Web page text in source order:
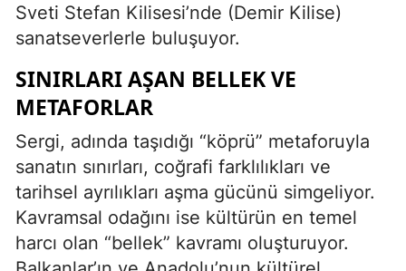
Sveti Stefan Kilisesi’nde (Demir Kilise)
sanatseverlerle buluşuyor.
SINIRLARI AŞAN BELLEK VE
METAFORLAR
Sergi, adında taşıdığı “köprü” metaforuyla
sanatın sınırları, coğrafi farklılıkları ve
tarihsel ayrılıkları aşma gücünü simgeliyor.
Kavramsal odağını ise kültürün en temel
harcı olan “bellek” kavramı oluşturuyor.